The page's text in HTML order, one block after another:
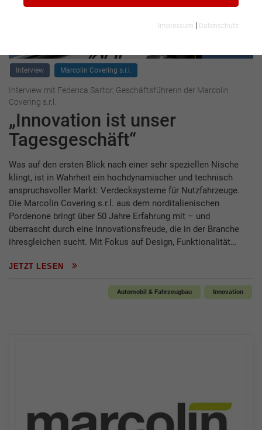
Interview Marcolin Covering s.r.l.
Interview mit Federica Sartor, Geschäftsführerin der Marcolin
Covering s.r.l.
„Innovation ist unser
Tagesgeschäft“
Was auf den ersten Blick nach einer sehr speziellen Nische
klingt, ist in Wahrheit ein hochdynamischer und technisch
anspruchsvoller Markt: Verdecksysteme für Nutzfahrzeuge.
Die Marcolin Covering s.r.l. aus dem norditalienischen
Pordenone bringt über 50 Jahre Erfahrung mit – und
überrascht durch eine Innovationsfreude, die in der Branche
ihresgleichen sucht. Mit Fokus auf Design, Funktionalität…
JETZT LESEN
Automobil & Fahrzeugbau Innovation
Impressum | Datenschutz